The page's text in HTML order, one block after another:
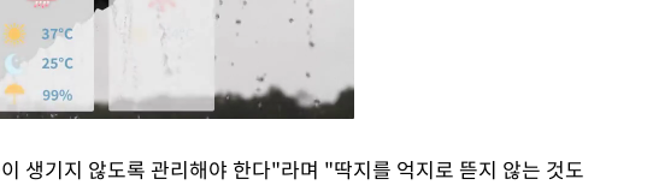
생기지 않도록 관리해야 한다"라며 "딱지를 억지로 뜯지 않는 것도